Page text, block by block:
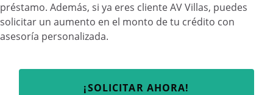
préstamo. Además, si ya eres cliente AV Villas, puedes
solicitar un aumento en el monto de tu crédito con
asesoría personalizada.
¡SOLICITAR AHORA!